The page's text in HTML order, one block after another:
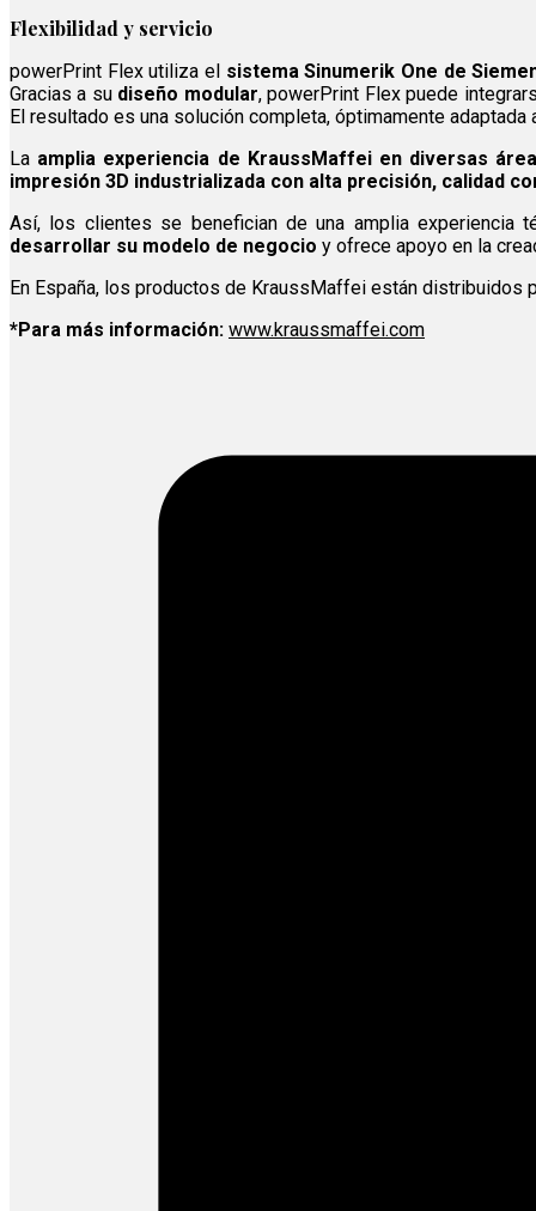
Flexibilidad y servicio
powerPrint Flex utiliza el sistema Sinumerik One de
Gracias a su diseño modular, powerPrint Flex puede
El resultado es una solución completa, óptimamente
La amplia experiencia de KraussMaffei en diversas
impresión 3D industrializada con alta precisión, calidad
Así, los clientes se benefician de una amplia experiencia
desarrollar su modelo de negocio y ofrece apoyo en la
En España, los productos de KraussMaffei están distribuidos
*Para más información: www.kraussmaffei.com